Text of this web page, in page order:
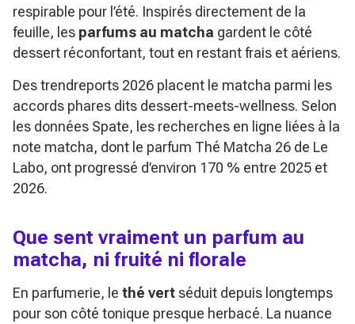
respirable pour l’été. Inspirés directement de la
feuille, les parfums au matcha gardent le côté
dessert réconfortant, tout en restant frais et aériens.
Des trendreports 2026 placent le matcha parmi les
accords phares dits dessert-meets-wellness. Selon
les données Spate, les recherches en ligne liées à la
note matcha, dont le parfum Thé Matcha 26 de Le
Labo, ont progressé d’environ 170 % entre 2025 et
2026.
Que sent vraiment un parfum au
matcha, ni fruité ni florale
En parfumerie, le thé vert séduit depuis longtemps
pour son côté tonique presque herbacé. La nuance